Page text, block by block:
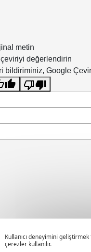
Kullanıcı deneyimini
çerezler kullanılır.
metin
değerlendirin
bildiriminiz, Google